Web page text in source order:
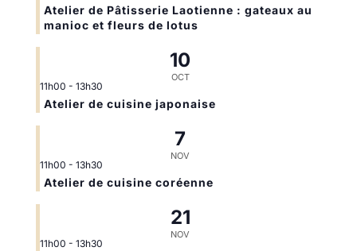
Atelier de Pâtisserie Laotienne : gateaux au
manioc et fleurs de lotus
10
OCT
11h00 - 13h30
Atelier de cuisine japonaise
7
NOV
11h00 - 13h30
Atelier de cuisine coréenne
21
NOV
11h00 - 13h30